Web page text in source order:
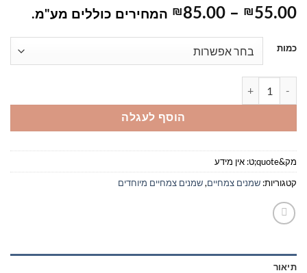
₪55.00
–
₪85.00
טווח
עד
המחירים כוללים מע"מ.
כמות
הוסף לעגלה
מק&quote;ט:
אין מידע
קטגוריות: שמנים צמחיים,שמנים צמחיים מיוחדים
תיאור